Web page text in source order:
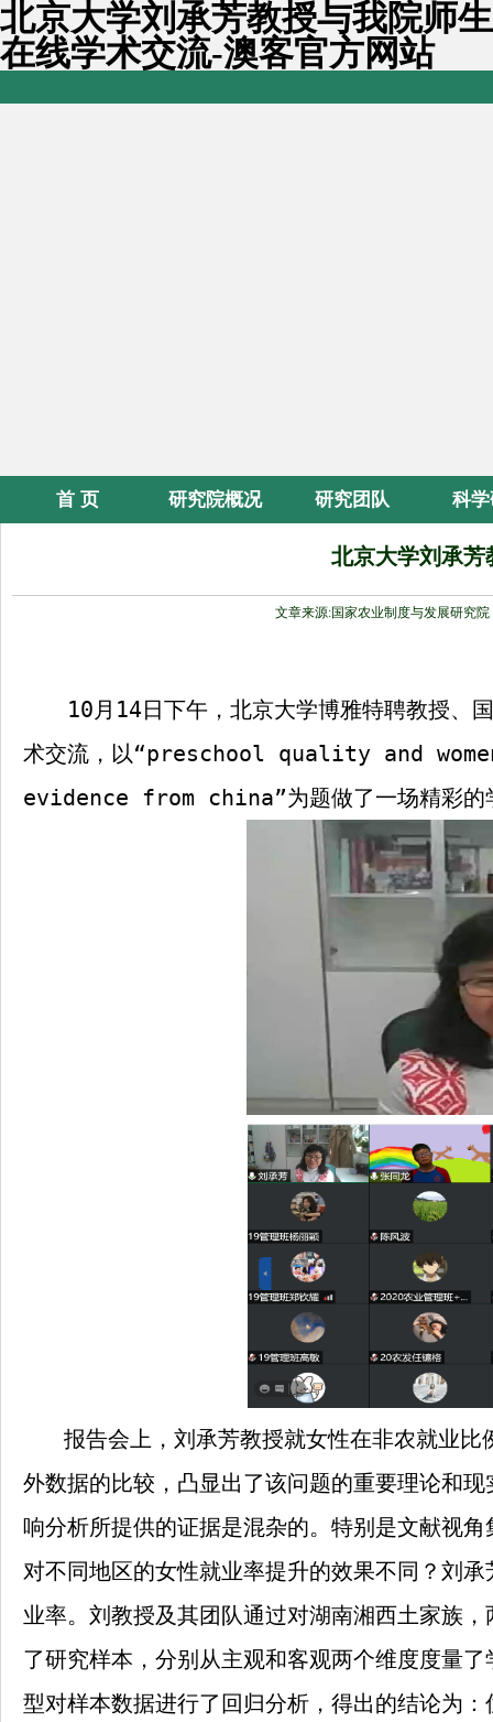
北京大学刘承芳教授与我院师生
在线学术交流-澳客官方网站
首 页 研究院概况 研究团队 科
北京大学刘承芳
文章来源:国家农业制度与发展研究院
10月 14日下午，北京大学博雅特聘教授、
术交流，以“preschool quality and
evidence from china”为题做了一场精彩的
报告会上，刘承芳教授就女性在非农就业
外数据的比较，凸显出了该问题的重要理论和
响分析所提供的证据是混杂的。特别是文献视
对不同地区的女性就业率提升的效果不同？刘
业率。刘教授及其团队通过对湖南湘西土家族
了研究样本，分别从主观和客观两个维度度量
型对样本数据进行了回归分析，得出的结论为